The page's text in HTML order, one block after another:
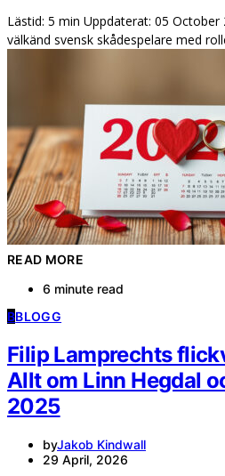
Lästid: 5 min Uppdaterat: 05 October
välkänd svensk skådespelare med
READ MORE
6 minute read
BBLOGG
Filip Lamprechts
Allt om Linn Hegdal
2025
byJakob Kindwall
29 April, 2026